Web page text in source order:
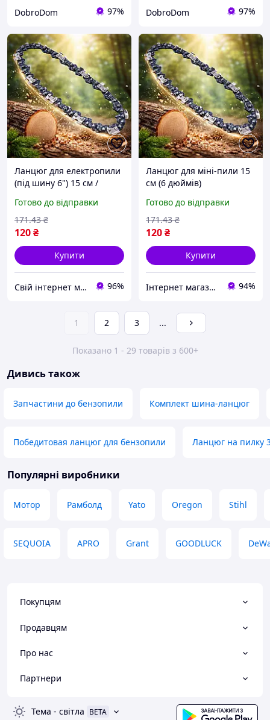
DobroDom 97% DobroDom 97%
Ланцюг для електропили
(під шину 6") 15 см /
Ланцюг для пили /
Ланцюг для
акумуляторної пили
Готово до відправки
120₴
171.43 ₴
Купити
Свій інтернет магазин 96%
Ланцюг для міні-пили 15
см (6 дюймів)
Готово до відправки
120₴
171.43 ₴
Купити
Інтернет магазин Сенс 94%
1 2 3 ...
Показано 1 - 29 товарів з 600+
Дивись також
Запчастини до бензопили Комплект шина-ланцюг
Победитовая ланцюг для бензопили Ланцюг на пилку
Популярні виробники
Мотор Рамболд Yato Oregon Stihl
SEQUOIA APRO Grant GOODLUCK
Покупцям
Продавцям
Про нас
Партнери
Тема - світла BETA